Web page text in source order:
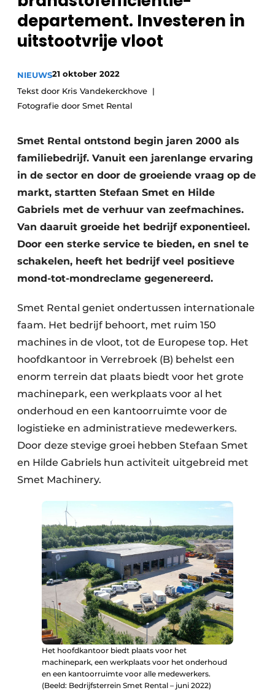
recyclingstroom in België
Vacature aanmelden
Vacatures
Video’s
Safety First
Recyclinginstallaties
Stofbeheersing
Uitrustingsstukken
Shredders
Transportbanden
Bedrijfsafval
Bouw & Sloopafval
Elektronisch Afval
Glasrecyclage
Houtafval
Kunststofafval
Medisch afval
Metaalrecyclage
Papierafval
Textielrecyclage
departement. Investeren in
uitstootvrije vloot
NIEUWS21 oktober 2022
Tekst door Kris Vandekerckhove
Fotografie door Smet Rental
Smet Rental ontstond begin jaren 2000 als
familiebedrijf. Vanuit een jarenlange ervaring
in de sector en door de groeiende vraag op de
markt, startten Stefaan Smet en Hilde
Gabriels met de verhuur van zeefmachines.
Van daaruit groeide het bedrijf exponentieel.
Door een sterke service te bieden, en snel te
schakelen, heeft het bedrijf veel positieve
mond-tot-mondreclame gegenereerd.
Smet Rental geniet ondertussen internationale
faam. Het bedrijf behoort, met ruim 150
machines in de vloot, tot de Europese top. Het
hoofdkantoor in Verrebroek (B) behelst een
enorm terrein dat plaats biedt voor het grote
machinepark, een werkplaats voor al het
onderhoud en een kantoorruimte voor de
logistieke en administratieve medewerkers.
Door deze stevige groei hebben Stefaan Smet
en Hilde Gabriels hun activiteit uitgebreid met
Smet Machinery.
Het hoofdkantoor biedt plaats voor het
machinepark, een werkplaats voor het onderhoud
en een kantoorruimte voor alle medewerkers.
(Beeld: Bedrijfsterrein Smet Rental – juni 2022)